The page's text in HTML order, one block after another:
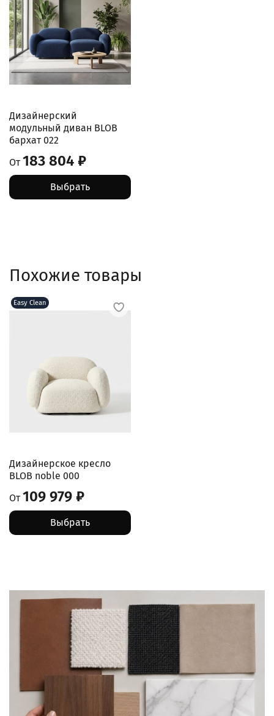
Дизайнерский
модульный диван BLOB
бархат 022
От 183 804 ₽
Выбрать
Похожие товары
Easy Clean
Дизайнерское кресло
BLOB noble 000
От 109 979 ₽
Выбрать